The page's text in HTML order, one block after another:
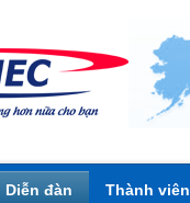
Diễn đàn Thành viên